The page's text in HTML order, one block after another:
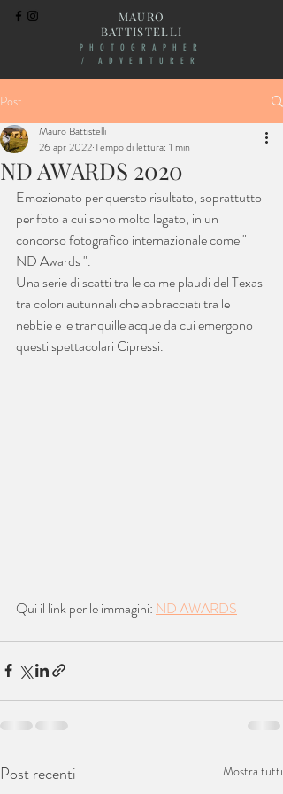
MAURO
BATTISTELLI
PHOTOGRAPHER
/ ADVENTURER
Post
ND AWARDS 2020
Mauro Battistelli
26 apr 2022Tempo di lettura: 1 min
Emozionato per quersto risultato, soprattutto
per foto a cui sono molto legato, in un
concorso fotografico internazionale come "
ND Awards ".
Una serie di scatti tra le calme plaudi del Texas
tra colori autunnali che abbracciati tra le
nebbie e le tranquille acque da cui emergono
questi spettacolari Cipressi.
Qui il link per le immagini: ND AWARDS
Post recenti Mostra tutti